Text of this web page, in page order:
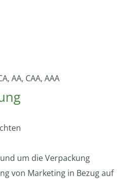
AA, CAA, AAA
um die Verpackung
von Marketing in Bezug auf